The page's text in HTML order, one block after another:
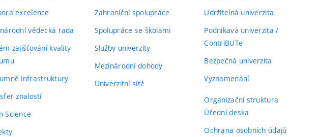
excelence
vědecká rada
zajišťování kvality
infrastruktury
znalostí
Science
Zahraniční spolupráce
Spolupráce se školami
Služby univerzity
Mezinárodní dohody
Univerzitní sítě
Udržitelná univerzita
Podnikavá univerzita /
ContriBUTe
Bezpečná univerzita
Vyznamenání
Organizační struktura
Úřední deska
Ochrana osobních údajů